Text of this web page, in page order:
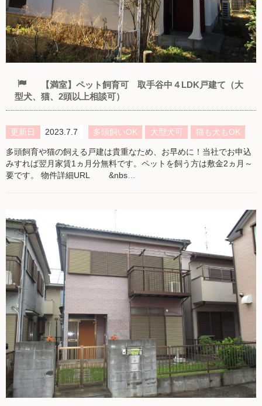
【満室】ペット飼育可 取手谷中４LDK戸建て（大
型犬、猫、2頭以上相談可）
更新日 2023.7.7 多頭飼いOK 大型犬可 猫も犬もOK
多頭飼育や猫の飼える戸建は貴重なため、お早めに！当社でお申込
みすれば翌月家賃1ヵ月分無料です。ペットを飼う方は敷金2ヵ月～
要です。 物件詳細URL &nbs…